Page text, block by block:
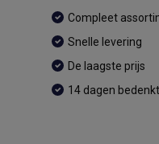
Compleet
Snelle levering
De laagste prijs
14 dagen